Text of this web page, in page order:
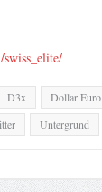
D3x Dollar Euro
Untergrund